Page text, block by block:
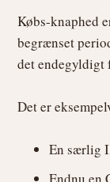
Købs-knaphed
begrænset
det endegyldigt
Det er
En særlig